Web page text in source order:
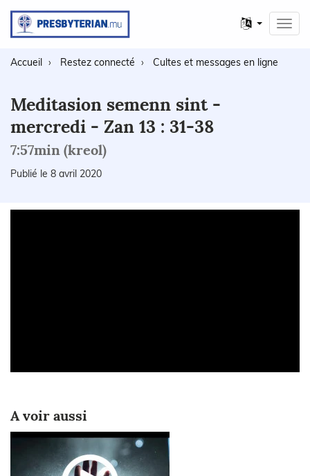
Autres
langues
Accueil Restez connecté Cultes et messages en ligne
Meditasion semenn sint -
mercredi - Zan 13 : 31-38
7:57min (kreol)
Publié le 8 avril 2020
A voir aussi